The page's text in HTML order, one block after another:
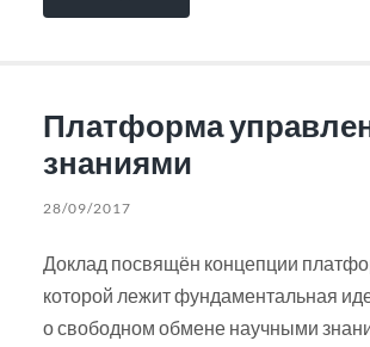
Платформа
знаниями
28/09/2017
Доклад посвящён концепции
которой лежит фундаментальная
о свободном обмене научными